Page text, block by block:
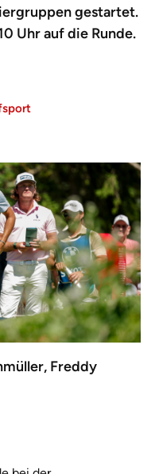
gestartet.
Uhr auf die Runde.
Freddy